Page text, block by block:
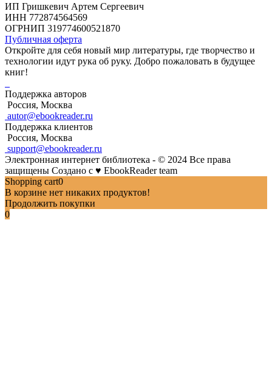
ИП Гришкевич Артем Сергеевич
ИНН 772874564569
ОГРНИП 319774600521870
Публичная оферта
Откройте для себя новый мир литературы, где творчество и
технологии идут рука об руку. Добро пожаловать в будущее
книг!
Поддержка авторов
Россия, Москва
autor@ebookreader.ru
Поддержка клиентов
Россия, Москва
support@ebookreader.ru
Электронная интернет библиотека - © 2024 Все права
защищены Создано с ♥ EbookReader team
Shopping cart0
В корзине нет никаких продуктов!
Продолжить покупки
0